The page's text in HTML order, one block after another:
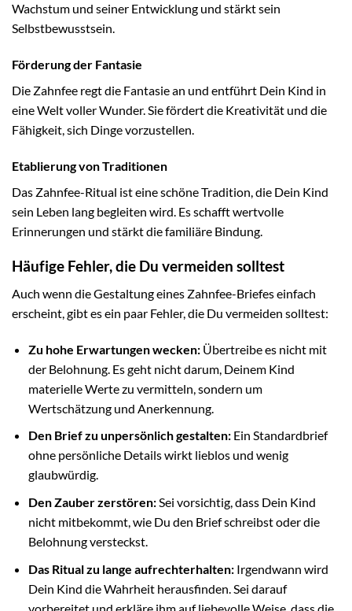
Wachstum und seiner Entwicklung und stärkt sein
Selbstbewusstsein.
Förderung der Fantasie
Die Zahnfee regt die Fantasie an und entführt Dein Kind in
eine Welt voller Wunder. Sie fördert die Kreativität und die
Fähigkeit, sich Dinge vorzustellen.
Etablierung von Traditionen
Das Zahnfee-Ritual ist eine schöne Tradition, die Dein Kind
sein Leben lang begleiten wird. Es schafft wertvolle
Erinnerungen und stärkt die familiäre Bindung.
Häufige Fehler, die Du vermeiden solltest
Auch wenn die Gestaltung eines Zahnfee-Briefes einfach
erscheint, gibt es ein paar Fehler, die Du vermeiden solltest:
Zu hohe Erwartungen wecken:Übertreibe es nicht mit
der Belohnung. Es geht nicht darum, Deinem Kind
materielle Werte zu vermitteln, sondern um
Wertschätzung und Anerkennung.
Den Brief zu unpersönlich gestalten:Ein Standardbrief
ohne persönliche Details wirkt lieblos und wenig
glaubwürdig.
Den Zauber zerstören:Sei vorsichtig, dass Dein Kind
nicht mitbekommt, wie Du den Brief schreibst oder die
Belohnung versteckst.
Das Ritual zu lange aufrechterhalten:Irgendwann wird
Dein Kind die Wahrheit herausfinden. Sei darauf
vorbereitet und erkläre ihm auf liebevolle Weise, dass die